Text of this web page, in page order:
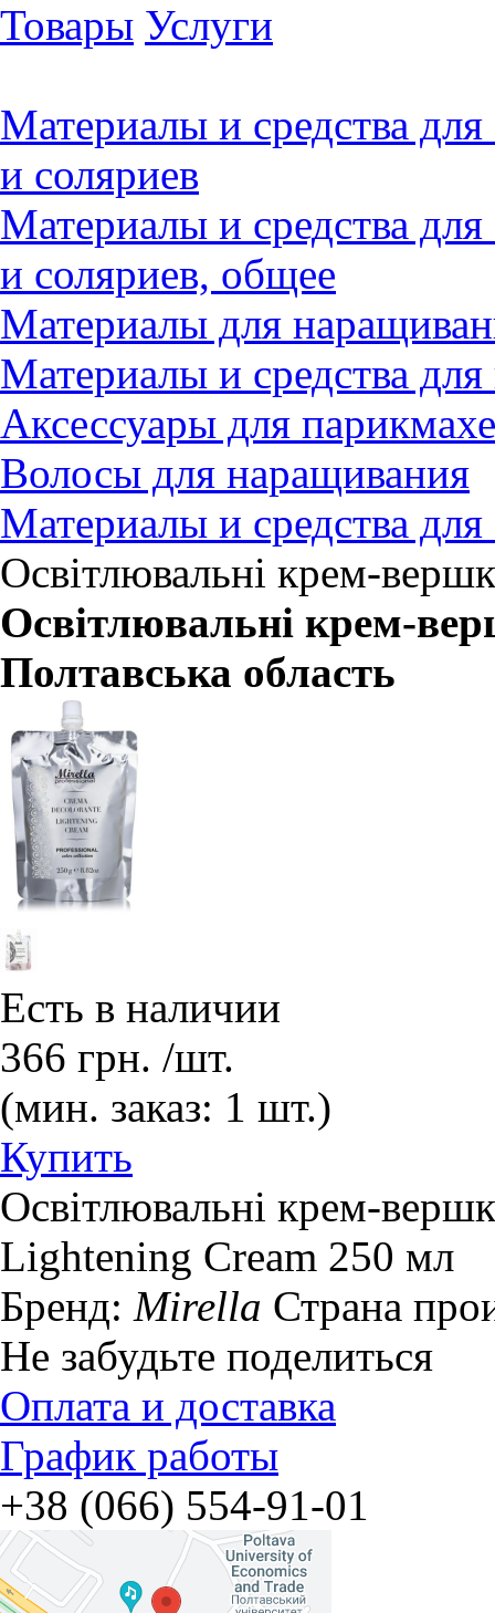
Товары Услуги
Материалы и средства
и соляриев
Материалы и средства
и соляриев, общее
Материалы для
Материалы и средства
Аксессуары для
Волосы для наращивания
Материалы и средства
Освітлювальні крем-
Освітлювальні крем-
Полтавська область
Есть в наличии
366 грн. /шт.
(мин. заказ: 1 шт.)
Купить
Освітлювальні крем-
Lightening Cream 250 мл
Бренд: Mirella Страна
Не забудьте поделиться
Оплата и доставка
График работы
+38 (066) 554-91-01